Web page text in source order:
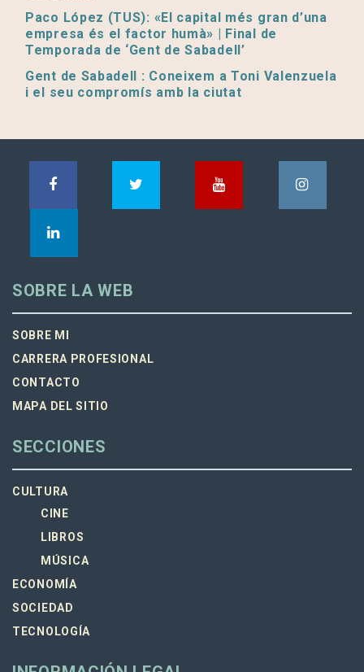
Paco López (TUS): «El capital més gran d’una
empresa és el factor humà» | Final de
Temporada de ‘Gent de Sabadell’
Gent de Sabadell : Coneixem a Toni Valenzuela
i el seu compromís amb la ciutat
SOBRE LA WEB
SOBRE MI
CARRERA PROFESIONAL
CONTACTO
MAPA DEL SITIO
SECCIONES
CULTURA
CINE
LIBROS
MÚSICA
ECONOMÍA
SOCIEDAD
TECNOLOGÍA